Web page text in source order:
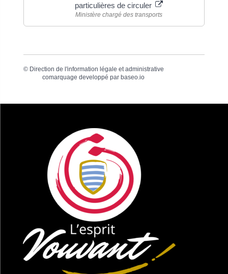
particulières de circuler
Ministère chargé des transports
© Direction de l'information légale et administrative
comarquage developpé par baseo.io